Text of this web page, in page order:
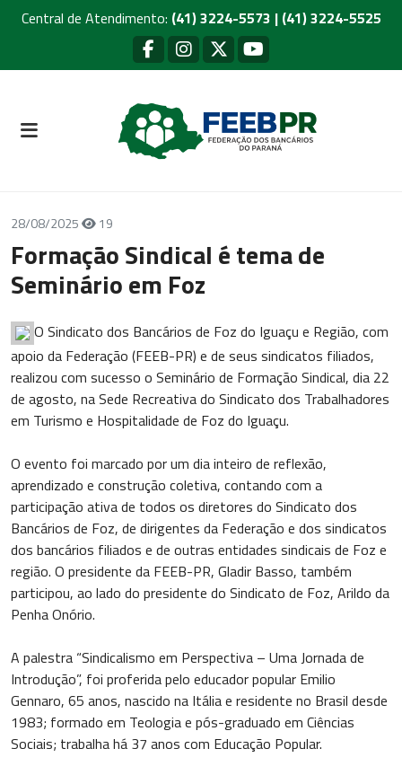
Central de Atendimento: (41) 3224-5573 | (41) 3224-5525
28/08/2025 19
Formação Sindical é tema de
Seminário em Foz
O Sindicato dos Bancários de Foz do Iguaçu e Região, com
apoio da Federação (FEEB-PR) e de seus sindicatos filiados,
realizou com sucesso o Seminário de Formação Sindical, dia 22
de agosto, na Sede Recreativa do Sindicato dos Trabalhadores
em Turismo e Hospitalidade de Foz do Iguaçu.
O evento foi marcado por um dia inteiro de reflexão,
aprendizado e construção coletiva, contando com a
participação ativa de todos os diretores do Sindicato dos
Bancários de Foz, de dirigentes da Federação e dos sindicatos
dos bancários filiados e de outras entidades sindicais de Foz e
região. O presidente da FEEB-PR, Gladir Basso, também
participou, ao lado do presidente do Sindicato de Foz, Arildo da
Penha Onório.
A palestra “Sindicalismo em Perspectiva – Uma Jornada de
Introdução”, foi proferida pelo educador popular Emilio
Gennaro, 65 anos, nascido na Itália e residente no Brasil desde
1983; formado em Teologia e pós-graduado em Ciências
Sociais; trabalha há 37 anos com Educação Popular.